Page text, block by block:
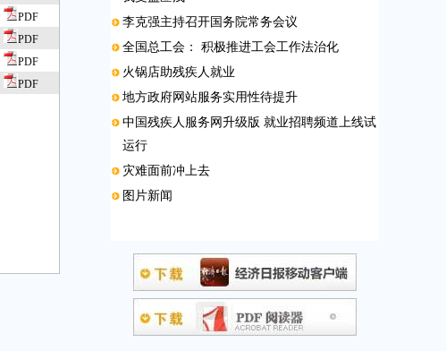
PDF
PDF
PDF
PDF
李克强主持召开国务院常务会议
全国总工会： 积极推进工会工作法治化
火锅店助残疾人就业
地方政府网站服务实用性待提升
中国残疾人服务网升级版 就业招聘频道上线试
运行
灾难面前冲上去
图片新闻